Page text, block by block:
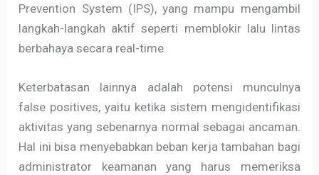
Prevention System (IPS), yang mampu mengambil
langkah-langkah aktif seperti memblokir lalu lintas
berbahaya secara real-time.
Keterbatasan lainnya adalah potensi munculnya
false positives, yaitu ketika sistem mengidentifikasi
aktivitas yang sebenarnya normal sebagai ancaman.
Hal ini bisa menyebabkan beban kerja tambahan bagi
administrator keamanan yang harus memeriksa